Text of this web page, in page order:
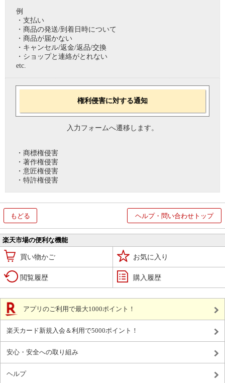
例
・支払い
・商品の発送/到着日時について
・商品が届かない
・キャンセル/返金/返品/交換
・ショップと連絡がとれない
etc.
権利侵害に対する通知
入力フォームへ遷移します。
・商標権侵害
・著作権侵害
・意匠権侵害
・特許権侵害
もどる ヘルプ・問い合わせトップ
楽天市場の便利な機能
買い物かご お気に入り
閲覧履歴 購入履歴
アプリのご利用で最大1000ポイント！
楽天カード新規入会＆利用で5000ポイント！
安心・安全への取り組み
ヘルプ